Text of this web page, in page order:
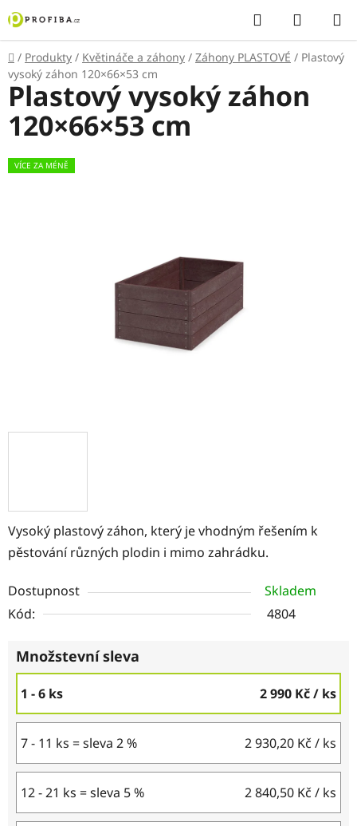
Přejít
na
obsah
Hledat
KOŠÍK
Domů
/ Produkty / Květináče a záhony / Záhony PLASTOVÉ / Plastový
vysoký záhon 120×66×53 cm
Vysoký plastový záhon, který je vhodným řešením k
pěstování různých plodin i mimo zahrádku.
Dostupnost
Skladem
Kód:
4804
Množstevní sleva
1 - 6 ks 2 990 Kč/ ks
7 - 11 ks = sleva 2 % 2 930,20 Kč / ks
12 - 21 ks = sleva 5 % 2 840,50 Kč / ks
Plastový vysoký záhon
120×66×53 cm
VÍCE ZA MÉNĚ